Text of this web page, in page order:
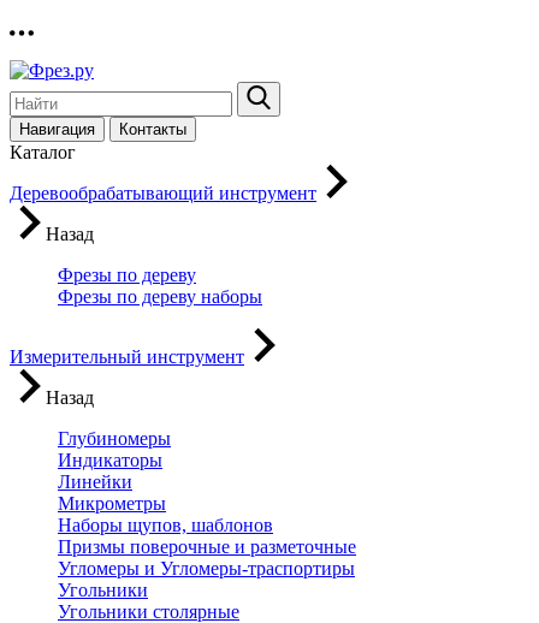
Навигация Контакты
Каталог
Деревообрабатывающий инструмент
Назад
Фрезы по дереву
Фрезы по дереву наборы
Измерительный инструмент
Назад
Глубиномеры
Индикаторы
Линейки
Микрометры
Наборы щупов, шаблонов
Призмы поверочные и разметочные
Угломеры и Угломеры-траспортиры
Угольники
Угольники столярные